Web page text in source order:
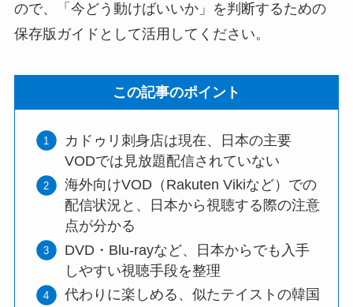
ので、「今どう動けばいいか」を判断するための
保存版ガイドとして活用してください。
この記事のポイント
カドゥリ刺身店は現在、日本の主要
VODでは見放題配信されていない
海外向けVOD（Rakuten Vikiなど）での
配信状況と、日本から視聴する際の注意
点が分かる
DVD・Blu-rayなど、日本からでも入手
しやすい視聴手段を整理
代わりに楽しめる、似たテイストの韓国